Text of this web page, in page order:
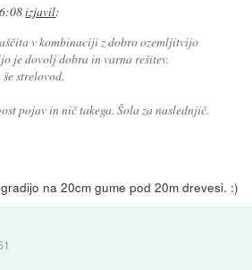
izjavil:
v kombinaciji z dobro ozemljitvijo
je dovolj dobra in varna rešitev.
strelovod.
pojav in nič takega. Šola za naslednjič.
na 20cm gume pod 20m drevesi. :)